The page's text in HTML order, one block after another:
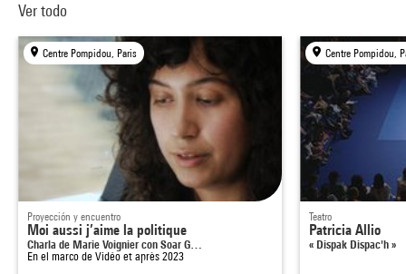
Ver todo
Centre Pompidou, Paris
Proyección y encuentro
Moi aussi j’aime la politique
Charla de Marie Voignier con Soar G…
En el marco de Vidéo et après 2023
Centre Pompidou,
Teatro
Patricia Allio
« Dispak Dispac'h »